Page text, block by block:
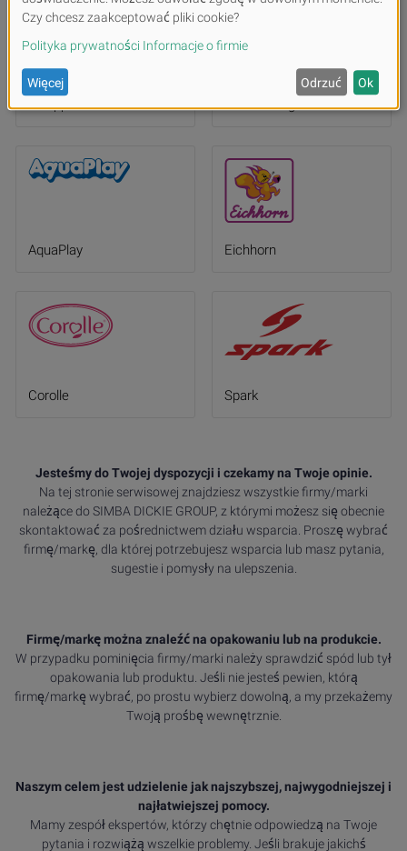
Schipper Zoch Verlag
AquaPlay Eichhorn
Corolle Spark
Jesteśmy do Twojej dyspozycji i czekamy na Twoje opinie.
Na tej stronie serwisowej znajdziesz wszystkie firmy/marki
należące do SIMBA DICKIE GROUP, z którymi możesz się obecnie
skontaktować za pośrednictwem działu wsparcia. Proszę wybrać
firmę/markę, dla której potrzebujesz wsparcia lub masz pytania,
sugestie i pomysły na ulepszenia.
Firmę/markę można znaleźć na opakowaniu lub na produkcie.
W przypadku pominięcia firmy/marki należy sprawdzić spód lub tył
opakowania lub produktu. Jeśli nie jesteś pewien, którą
firmę/markę wybrać, po prostu wybierz dowolną, a my przekażemy
Twoją prośbę wewnętrznie.
Naszym celem jest udzielenie jak najszybszej, najwygodniejszej i
najłatwiejszej pomocy.
Mamy zespół ekspertów, którzy chętnie odpowiedzą na Twoje
pytania i rozwiążą wszelkie problemy. Jeśli brakuje jakichś